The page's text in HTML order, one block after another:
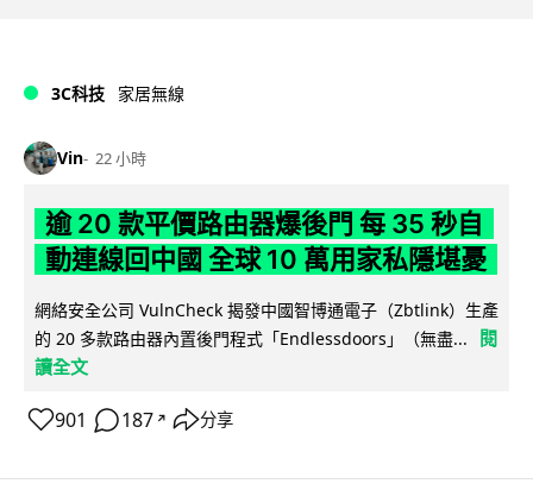
3C科技 家居無線
Vin 22 小時
逾 20 款平價路由器爆後門 每 35 秒自
動連線回中國 全球 10 萬用家私隱堪憂
網絡安全公司 VulnCheck 揭發中國智博通電子（Zbtlink）生產
的 20 多款路由器內置後門程式「Endlessdoors」（無盡...
閱
讀全文
901 187 ↗ 分享